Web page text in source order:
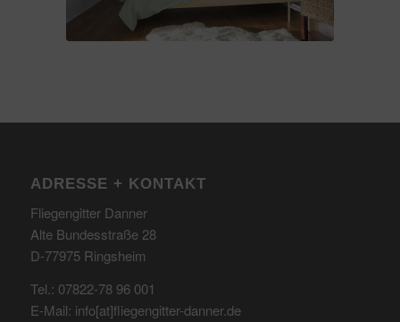
ADRESSE + KONTAKT
Fliegengitter Danner
Alte Bundesstraße 28
D-77975 Ringsheim
Tel.: 07822-78 96 001
E-Mail: info[at]fliegengitter-danner.de